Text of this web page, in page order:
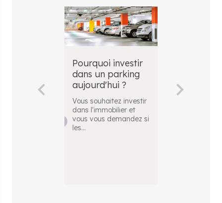
Pourquoi investir
dans un parking
aujourd'hui ?
Vous souhaitez investir
dans l'immobilier et
vous vous demandez si
les...
quels sont
facteurs